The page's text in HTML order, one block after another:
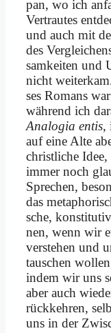
pan, wo ich
Ver­trau­tes
und auch mit
des
sam­kei­ten und
nicht
ses Ro­mans
wäh­rend ich
Ana­lo­gia en­tis,
auf ei­ne Al­te
christ­li­che
im­mer noch
Spre­chen,
das
sche,
nen, wenn wir
ver­ste­hen und
tau­schen
in­dem wir uns
aber auch
rück­keh­ren,
uns in der